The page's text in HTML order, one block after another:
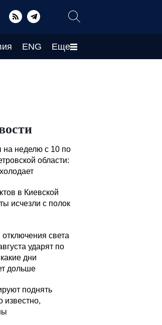
ENG Еще
на неделю с 10 по
области:
в Киевской
исчезли с полок
света
ударят по
дни
дольше
поднять
известно,